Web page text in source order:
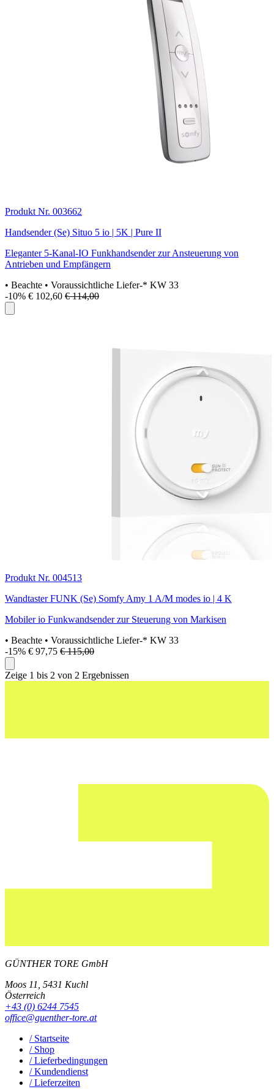
Produkt Nr. 003662
Handsender (Se) Situo 5 io | 5K | Pure II
Eleganter 5-Kanal-IO Funkhandsender zur Ansteuerung von
Antrieben und Empfängern
• Beachte • Voraussichtliche Liefer-* KW 33
-10% € 102,60 € 114,00
Produkt Nr. 004513
Wandtaster FUNK (Se) Somfy Amy 1 A/M modes io | 4 K
Mobiler io Funkwandsender zur Steuerung von Markisen
• Beachte • Voraussichtliche Liefer-* KW 33
-15% € 97,75 € 115,00
Zeige 1 bis 2 von 2 Ergebnissen
GÜNTHER TORE GmbH
Moos 11, 5431 Kuchl
Österreich
+43 (0) 6244 7545
office@guenther-tore.at
/ Startseite
/ Shop
/ Lieferbedingungen
/ Kundendienst
/ Lieferzeiten